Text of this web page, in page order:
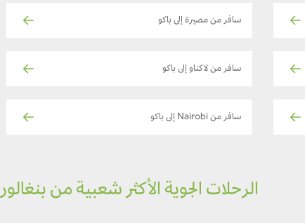
سافر من مصيرة إلى باكو
سافر من لاكناو إلى باكو
سافر من Nairobi إلى باكو
الرحلات الجوية الأكثر شعبية من بنغالور